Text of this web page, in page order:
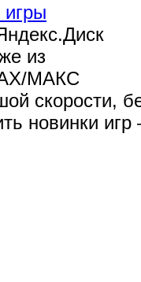
из
МАКС
скорости,
новинки